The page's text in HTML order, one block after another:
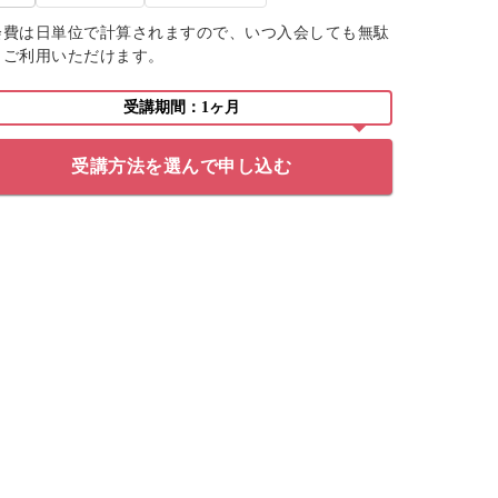
は日単位で計算されますので、いつ入会しても無駄
利用いただけます。
受講期間：1ヶ月
受講方法を選んで申し込む